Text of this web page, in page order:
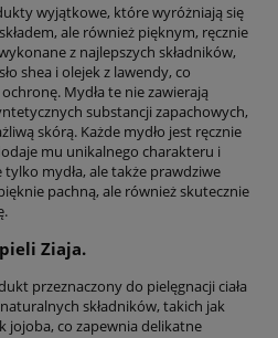
wyjątkowe, które wyróżniają się
ale również pięknym, ręcznie
z najlepszych składników,
shea i olejek z lawendy, co
Mydła te nie zawierają
substancji zapachowych,
skórą. Każde mydło jest ręcznie
mu unikalnego charakteru i
mydła, ale także prawdziwe
pachną, ale również skutecznie
Ziaja.
przeznaczony do pielęgnacji ciała
składników, takich jak
jojoba, co zapewnia delikatne